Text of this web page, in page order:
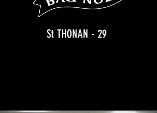
St THONAN - 29